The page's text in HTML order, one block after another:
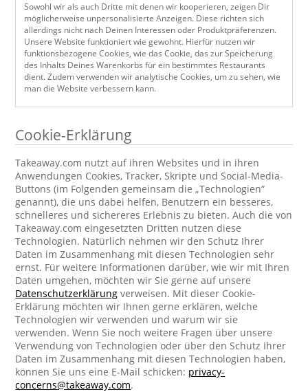
Sowohl wir als auch Dritte mit denen wir kooperieren, zeigen Dir
möglicherweise unpersonalisierte Anzeigen. Diese richten sich
allerdings nicht nach Deinen Interessen oder Produktpräferenzen.
Unsere Website funktioniert wie gewohnt. Hierfür nutzen wir
funktionsbezogene Cookies, wie das Cookie, das zur Speicherung
des Inhalts Deines Warenkorbs für ein bestimmtes Restaurants
dient. Zudem verwenden wir analytische Cookies, um zu sehen, wie
man die Website verbessern kann.
Cookie-Erklärung
Takeaway.com nutzt auf ihren Websites und in ihren
Anwendungen Cookies, Tracker, Skripte und Social-Media-
Buttons (im Folgenden gemeinsam die „Technologien“
genannt), die uns dabei helfen, Benutzern ein besseres,
schnelleres und sichereres Erlebnis zu bieten. Auch die von
Takeaway.com eingesetzten Dritten nutzen diese
Technologien. Natürlich nehmen wir den Schutz Ihrer
Daten im Zusammenhang mit diesen Technologien sehr
ernst. Für weitere Informationen darüber, wie wir mit Ihren
Daten umgehen, möchten wir Sie gerne auf unsere
Datenschutzerklärung verweisen. Mit dieser Cookie-
Erklärung möchten wir Ihnen gerne erklären, welche
Technologien wir verwenden und warum wir sie
verwenden. Wenn Sie noch weitere Fragen über unsere
Verwendung von Technologien oder über den Schutz Ihrer
Daten im Zusammenhang mit diesen Technologien haben,
können Sie uns eine E-Mail schicken: privacy-
concerns@takeaway.com.